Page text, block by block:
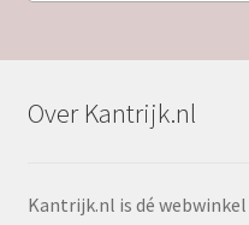
Over Kantrijk.nl
Kantrijk.nl is dé